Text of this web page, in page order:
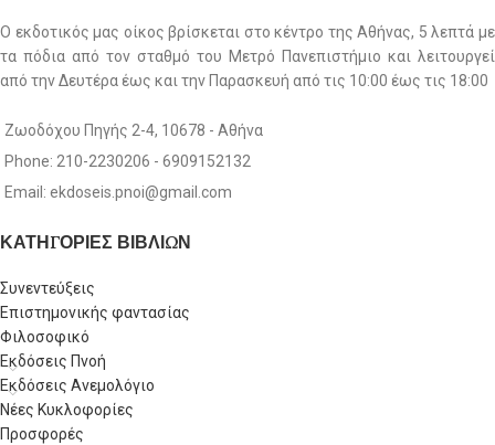
Ο εκδοτικός μας οίκος βρίσκεται στο κέντρο της Αθήνας, 5 λεπτά με
τα πόδια από τον σταθμό του Μετρό Πανεπιστήμιο και λειτουργεί
από την Δευτέρα έως και την Παρασκευή από τις 10:00 έως τις 18:00
Ζωοδόχου Πηγής 2-4, 10678 - Αθήνα
Phone: 210-2230206 - 6909152132
Email: ekdoseis.pnoi@gmail.com
ΚΑΤΗΓΟΡΙΕΣ ΒΙΒΛΙΩΝ
Συνεντεύξεις
Επιστημονικής φαντασίας
Φιλοσοφικό
Εκδόσεις Πνοή
Εκδόσεις Ανεμολόγιο
Νέες Κυκλοφορίες
Προσφορές